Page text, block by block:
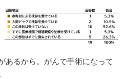
あるから。がんで手術になって